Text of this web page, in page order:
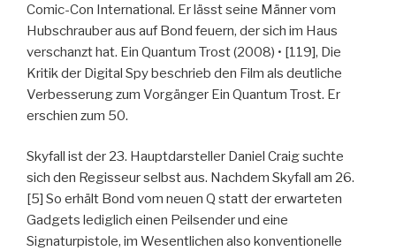
Comic-Con International. Er lässt seine Männer vom
Hubschrauber aus auf Bond feuern, der sich im Haus
verschanzt hat. Ein Quantum Trost (2008) • [119], Die
Kritik der Digital Spy beschrieb den Film als deutliche
Verbesserung zum Vorgänger Ein Quantum Trost. Er
erschien zum 50.
Skyfall ist der 23. Hauptdarsteller Daniel Craig suchte
sich den Regisseur selbst aus. Nachdem Skyfall am 26.
[5] So erhält Bond vom neuen Q statt der erwarteten
Gadgets lediglich einen Peilsender und eine
Signaturpistole, im Wesentlichen also konventionelle